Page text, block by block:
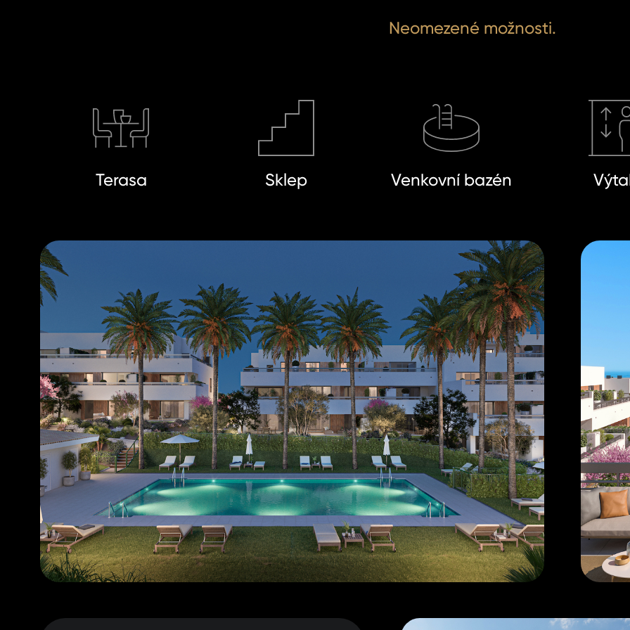
Neomezené možnosti.
Terasa Sklep Venkovní bazén